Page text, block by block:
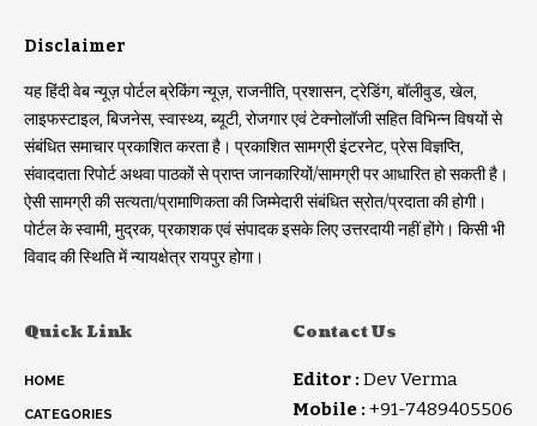
Disclaimer
यह हिंदी वेब न्यूज़ पोर्टल ब्रेकिंग न्यूज़, राजनीति, प्रशासन, ट्रेडिंग, बॉलीवुड, खेल,
लाइफस्टाइल, बिजनेस, स्वास्थ्य, ब्यूटी, रोजगार एवं टेक्नोलॉजी सहित विभिन्न विषयों से
संबंधित समाचार प्रकाशित करता है। प्रकाशित सामग्री इंटरनेट, प्रेस विज्ञप्ति,
संवाददाता रिपोर्ट अथवा पाठकों से प्राप्त जानकारियों/सामग्री पर आधारित हो सकती है।
ऐसी सामग्री की सत्यता/प्रामाणिकता की जिम्मेदारी संबंधित स्रोत/प्रदाता की होगी।
पोर्टल के स्वामी, मुद्रक, प्रकाशक एवं संपादक इसके लिए उत्तरदायी नहीं होंगे। किसी भी
विवाद की स्थिति में न्यायक्षेत्र रायपुर होगा।
Quick Link
HOME
CATEGORIES
Contact Us
Editor : Dev Verma
Mobile : +91-7489405506